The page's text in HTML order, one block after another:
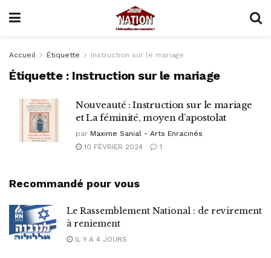
Accueil Étiquette Instruction sur le mariage
Étiquette : Instruction sur le mariage
Nouveauté : Instruction sur le mariage
et La féminité, moyen d’apostolat
par Maxime Sanial - Arts Enracinés
10 FÉVRIER 2024
1
Recommandé pour vous
Le Rassemblement National : de revirement
à reniement
IL Y A 4 JOURS